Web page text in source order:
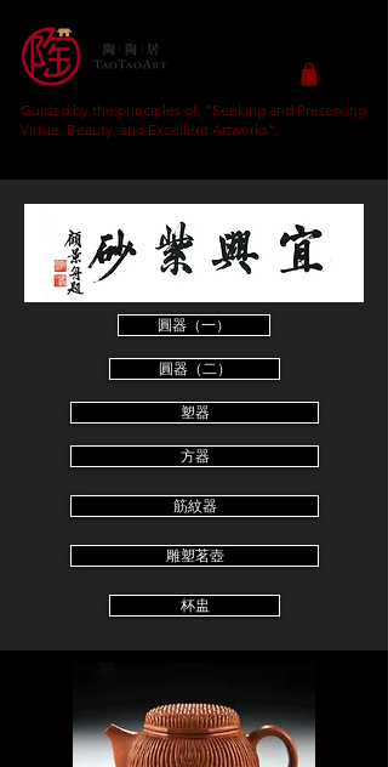
Guided by the principles of: "Seeking and Preserving
Virtue, Beauty, and Excellent Artworks".
圓器（一）
圓器（二）
塑器
方器
筋紋器
雕塑茗壺
杯盅